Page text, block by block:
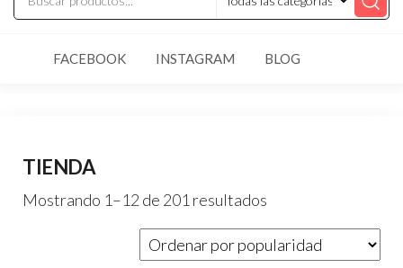
FACEBOOK INSTAGRAM BLOG
TIENDA
Mostrando 1–12 de 201 resultados
por
popularidad